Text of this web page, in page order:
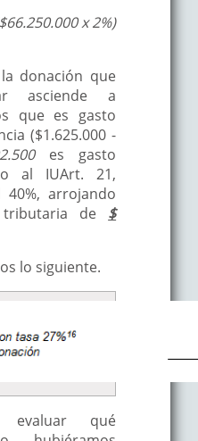
x 2%)
donación que
asciende a
que es gasto
($1.625.000 -
es gasto
al IUArt. 21,
arrojando
de $
lo siguiente.
evaluar qué